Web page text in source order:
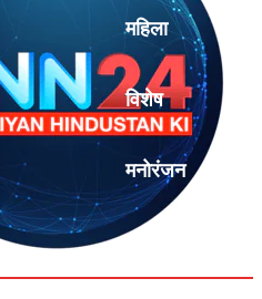
महिला
विशेष
मनोरंजन